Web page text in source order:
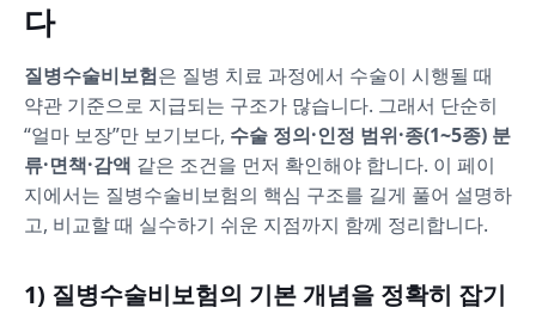
다
질병수술비보험은 질병 치료 과정에서 수술이 시행될 때
약관 기준으로 지급되는 구조가 많습니다. 그래서 단순히
“얼마 보장”만 보기보다, 수술 정의·인정 범위·종(1~5종) 분
류·면책·감액 같은 조건을 먼저 확인해야 합니다. 이 페이
지에서는 질병수술비보험의 핵심 구조를 길게 풀어 설명하
고, 비교할 때 실수하기 쉬운 지점까지 함께 정리합니다.
1) 질병수술비보험의 기본 개념을 정확히 잡기